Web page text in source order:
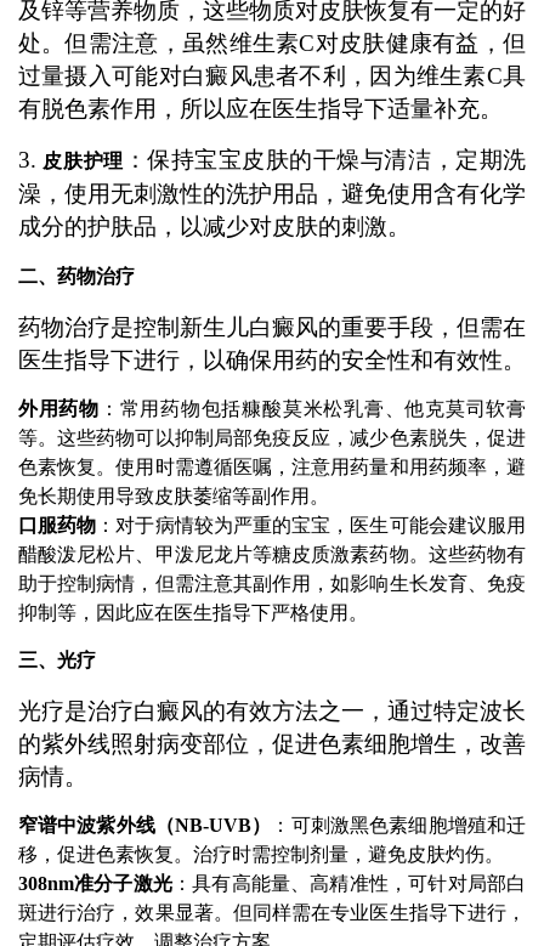
及锌等营养物质，这些物质对皮肤恢复有一定的好
处。但需注意，虽然维生素C对皮肤健康有益，但
过量摄入可能对白癜风患者不利，因为维生素C具
有脱色素作用，所以应在医生指导下适量补充。
3. 皮肤护理 ：保持宝宝皮肤的干燥与清洁，定期洗
澡，使用无刺激性的洗护用品，避免使用含有化学
成分的护肤品，以减少对皮肤的刺激。
二、药物治疗
药物治疗是控制新生儿白癜风的重要手段，但需在
医生指导下进行，以确保用药的安全性和有效性。
外用药物 ：常用药物包括糠酸莫米松乳膏、他克莫司软膏
等。这些药物可以抑制局部免疫反应，减少色素脱失，促进
色素恢复。使用时需遵循医嘱，注意用药量和用药频率，避
免长期使用导致皮肤萎缩等副作用。
口服药物 ：对于病情较为严重的宝宝，医生可能会建议服用
醋酸泼尼松片、甲泼尼龙片等糖皮质激素药物。这些药物有
助于控制病情，但需注意其副作用，如影响生长发育、免疫
抑制等，因此应在医生指导下严格使用。
三、光疗
光疗是治疗白癜风的有效方法之一，通过特定波长
的紫外线照射病变部位，促进色素细胞增生，改善
病情。
窄谱中波紫外线（NB-UVB）
：可刺激黑色素细胞增殖和迁
移，促进色素恢复。治疗时需控制剂量，避免皮肤灼伤。
308nm准分子激光 ：具有高能量、高精准性，可针对局部白
斑进行治疗，效果显著。但同样需在专业医生指导下进行，
定期评估疗效，调整治疗方案。